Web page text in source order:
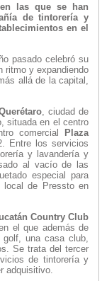
las que se han
de tintorería y
en el
pasado celebró su
ritmo y expandiendo
allá de la capital,
, ciudad de
situada en el centro
comercial Plaza
Entre los servicios
y lavandería y
al vacío de las
especial para
de Pressto en
Country Club
el que además de
una casa club,
Se trata del tercer
de tintorería y
adquisitivo.